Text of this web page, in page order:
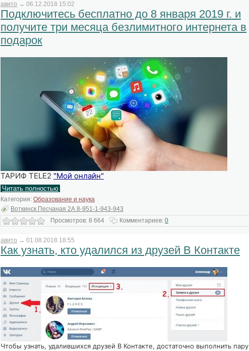
авито → 06.12.2018 15:02
Подключитесь бесплатно до 8 января 2019 г. и
получите три месяца безлимитного интернета в
подарок
ТАРИФ TELE2 "Мой онлайн"
Читать полностью
Категория: Образование и наука
Воткинск Песчаная 2А 8-951-1-943-943
Просмотров: 8 664
Комментариев: 0
авито → 01.08.2018 18:55
Как узнать, кто удалился из друзей В Контакте
Чтобы узнать, удалившихся друзей В Контакте, достаточно выполнить пару